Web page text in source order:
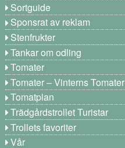
Sortguide
Sponsrat av reklam
Stenfrukter
Tankar om odling
Tomater
Tomater – Vinterns Tomater
Tomatplan
Trädgårdstrollet Turistar
Trollets favoriter
Vår